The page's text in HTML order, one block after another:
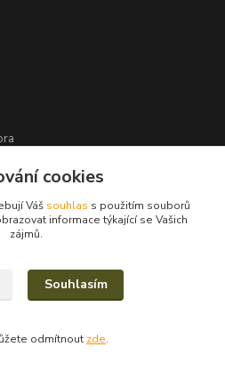
Eva Nevrlá
cookies
Váš souhlas s použitím souborů
informace týkající se Vašich
zájmů.
Souhlasím
odmítnout zde.